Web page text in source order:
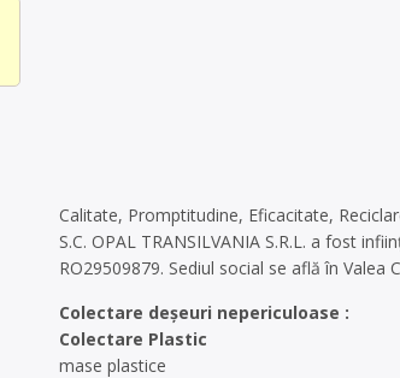
Calitate, Promptitudine, Eficacitate,
S.C. OPAL TRANSILVANIA S.R.L. a fost
RO29509879. Sediul social se află în Valea
Colectare deşeuri nepericuloase :
Colectare Plastic
mase plastice